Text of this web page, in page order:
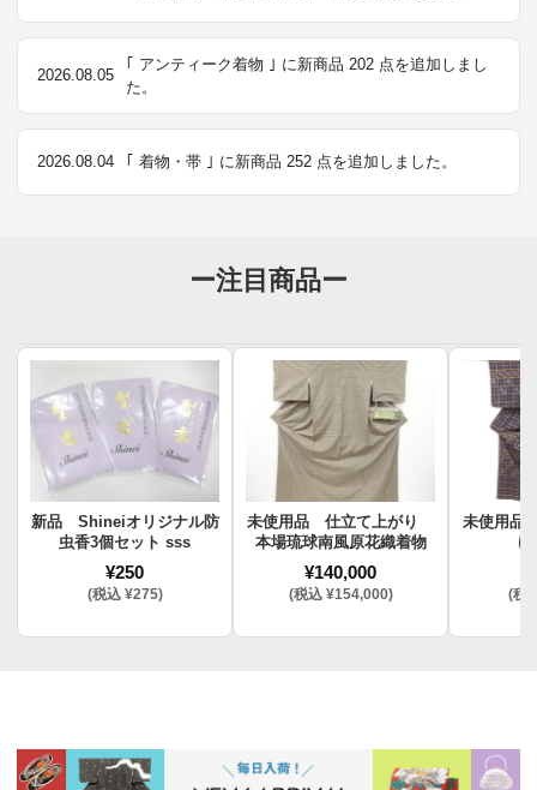
2026.08.05
｢ アンティーク着物 ｣ に新商品 202 点を追加しまし
た。
2026.08.04 ｢ 着物・帯 ｣ に新商品 252 点を追加しました。
ー注目商品ー
新品 Shineiオリジナル防
虫香3個セット sss
¥250
(税込 ¥275)
未使用品 仕立て上がり
本場琉球南風原花織着物
¥140,000
(税込 ¥154,000)
未使用品
(税